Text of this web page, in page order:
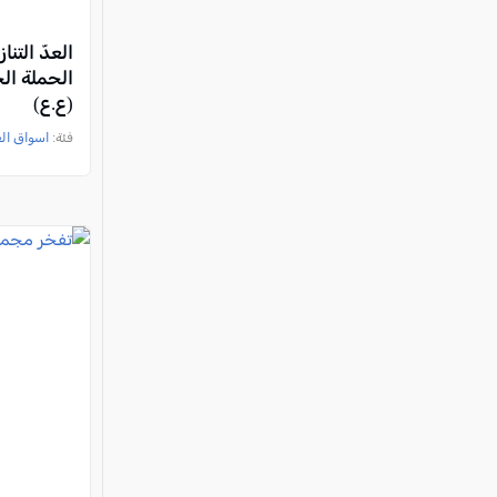
العدّ
الحملة
(ع.ع)
فئة: اسواق